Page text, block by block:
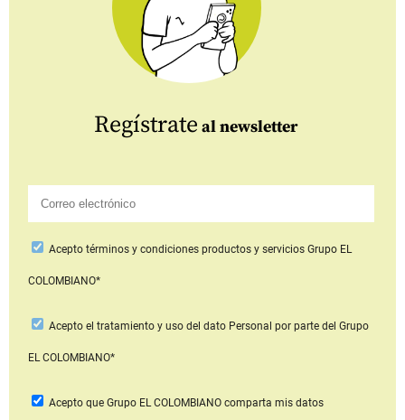
Regístrate al newsletter
Aceptotérminos y condiciones productos y serviciosGrupo EL
COLOMBIANO*
Acepto el tratamiento y uso del dato Personal por parte del Grupo
EL COLOMBIANO*
Acepto que Grupo EL COLOMBIANOcomparta mis datos